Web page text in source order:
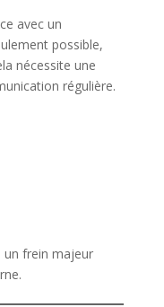
avec un
possible,
nécessite une
régulière.
un frein majeur